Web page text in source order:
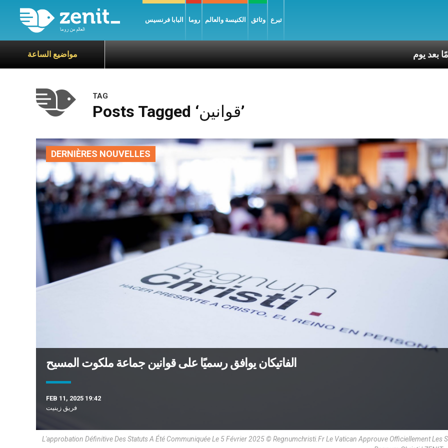
البابا فرنسيس روما الكنيسة والعالم وثائق تبرع
مواضيع الساعة
TAG
Posts Tagged ‘قوانين’
DERNIÈRES NOUVELLES
الفاتيكان يوافق رسميًا على قوانين جماعة ملكوت المسيح
FEB 11, 2025 19:42
فريق زينيت
L'approbation Définitive Des Statuts A Été Communiquée Le 5 Février 2025 © Regnumchristi.Fr Le Vatican Approuve Officiellement Les